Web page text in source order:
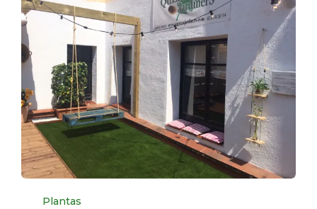
Category
Plantas